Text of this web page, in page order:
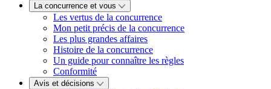
La concurrence et vous
Les vertus de la concurrence
Mon petit précis de la concurrence
Les plus grandes affaires
Histoire de la concurrence
Un guide pour connaître les règles
Conformité
Avis et décisions